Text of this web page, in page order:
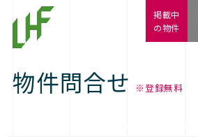
物件問合せ ※登録無料
掲載中
の物件